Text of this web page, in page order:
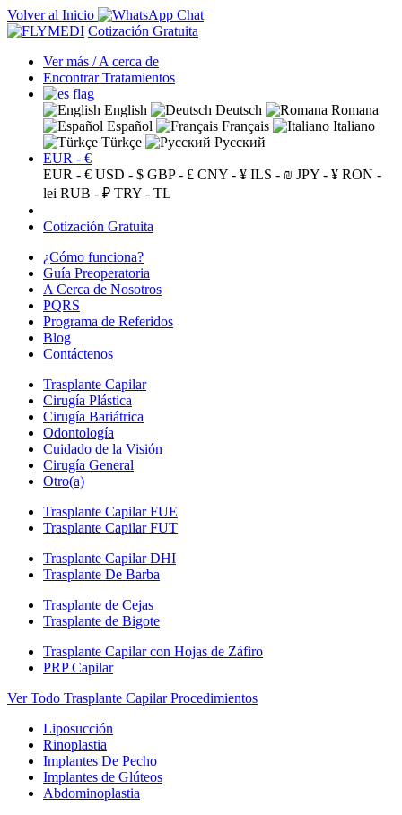
Volver al Inicio
Cotización Gratuita
Ver más / A cerca de
Encontrar Tratamientos
English Deutsch
Romana
Español
Français
Italiano
Türkçe
Русский
EUR - €
EUR - € USD - $ GBP - £ CNY - ¥ ILS - ₪ JPY - ¥ RON -
lei RUB - ₽ TRY - TL
Cotización Gratuita
¿Cómo funciona?
Guía Preoperatoria
A Cerca de Nosotros
PQRS
Programa de Referidos
Blog
Contáctenos
Trasplante Capilar
Cirugía Plástica
Cirugía Bariátrica
Odontología
Cuidado de la Visión
Cirugía General
Otro(a)
Trasplante Capilar FUE
Trasplante Capilar FUT
Trasplante Capilar DHI
Trasplante De Barba
Trasplante de Cejas
Trasplante de Bigote
Trasplante Capilar con Hojas de Záfiro
PRP Capilar
Ver Todo Trasplante Capilar Procedimientos
Liposucción
Rinoplastia
Implantes De Pecho
Implantes de Glúteos
Abdominoplastia